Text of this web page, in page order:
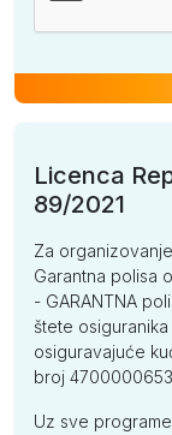
Licenca
89/2021
Za
Garantna polisa
- GARANTNA
štete
osiguravajuće
broj
Uz sve